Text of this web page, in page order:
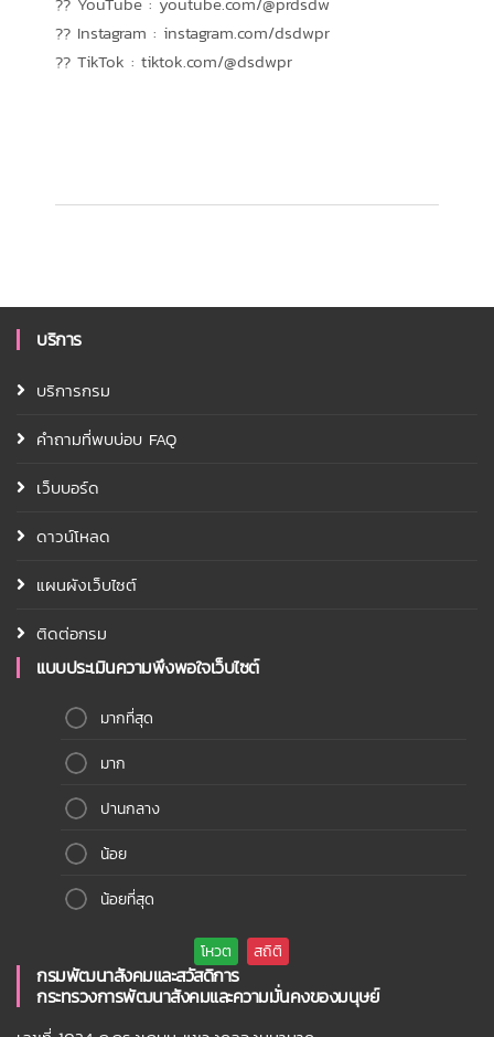
?? Instagram : instagram.com/dsdwpr
?? TikTok : tiktok.com/@dsdwpr
บริการ
บริการกรม
คำถามที่พบบ่อบ FAQ
เว็บบอร์ด
ดาวน์โหลด
แผนผังเว็บไซต์
ติดต่อกรม
แบบประเมินความพึงพอใจเว็บไซต์
มากที่สุด
มาก
ปานกลาง
น้อย
น้อยที่สุด
กรมพัฒนาสังคมและสวัสดิการ
กระทรวงการพัฒนาสังคมและความมั่นคงของมนุษย์